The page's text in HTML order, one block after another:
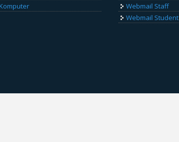
Webmail Staff
Webmail Student